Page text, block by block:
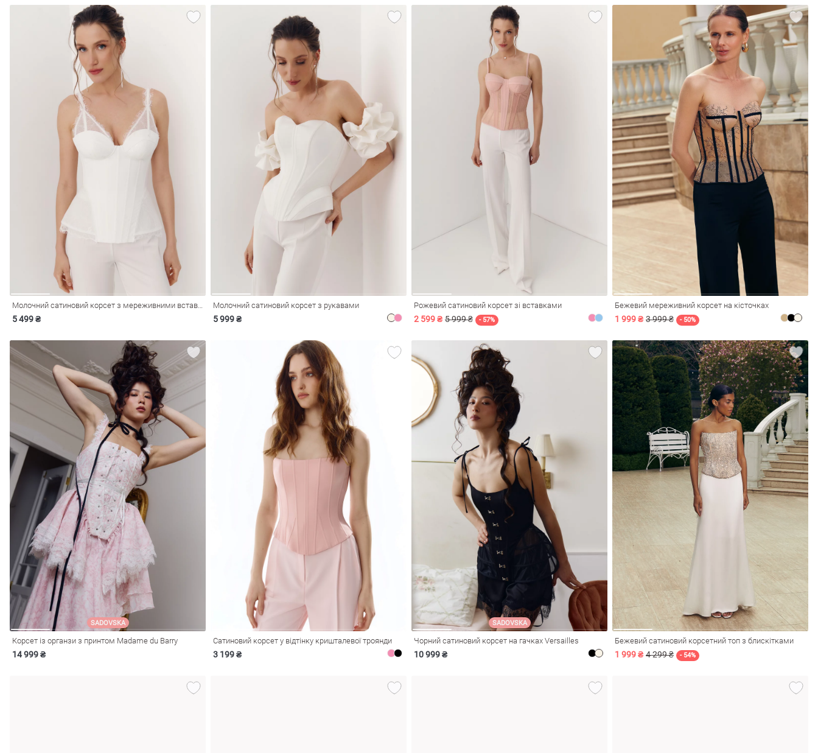
Молочний сатиновий корсет з мереживними вставками
5 499 ₴
Молочний сатиновий корсет з рукавами
5 999 ₴
Рожевий сатиновий корсет зі вставками
2 599 ₴ 5 999 ₴ - 57%
Бежевий мереживний корсет на кісточках
1 999 ₴ 3 999 ₴ - 50%
SADOVSKA
Корсет із органзи з принтом Madame du Barry
14 999 ₴
Сатиновий корсет у відтінку кришталевої троянди
3 199 ₴
SADOVSKA
Чорний сатиновий корсет на гачках Versailles
10 999 ₴
Бежевий сатиновий корсетний топ з блискітками
1 999 ₴ 4 299 ₴ - 54%